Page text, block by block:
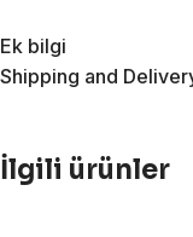
Ek bilgi
Shipping and
İlgili ürünler